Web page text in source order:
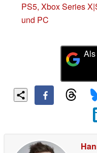
PS5, Xbox Series
und PC